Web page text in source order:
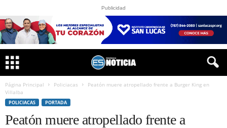
Publicidad
Página Principal Policiacas
Peatón muere atropellado frente a Burger King en
Villalba
POLICIACAS PORTADA
Peatón muere atropellado frente a